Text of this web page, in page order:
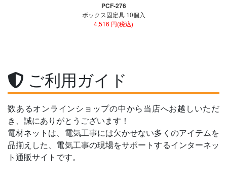
PCF-276
ボックス固定具 10個入
4,516 円(税込)
ご利用ガイド
数あるオンラインショップの中から当店へお越しいただ
き、誠にありがとうございます！
電材ネットは、電気工事には欠かせない多くのアイテムを
品揃えした、電気工事の現場をサポートするインターネッ
ト通販サイトです。